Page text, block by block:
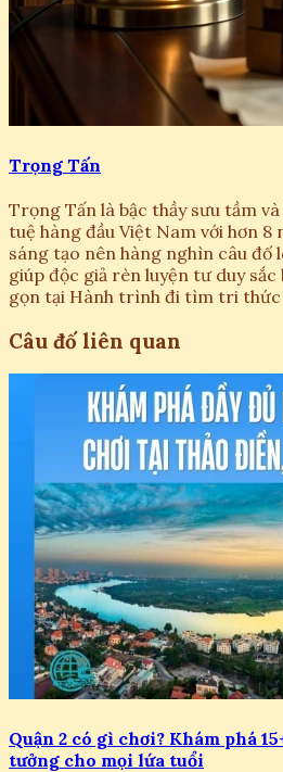
Trọng Tấn
Trọng Tấn là bậc thầy sưu tầm
tuệ hàng đầu Việt Nam với hơn 8
sáng tạo nên hàng nghìn câu đố
giúp độc giả rèn luyện tư duy
gọn tại Hành trình đi tìm tri
Câu đố liên quan
Quận 2 có gì chơi? Khám phá
tưởng cho mọi lứa tuổi